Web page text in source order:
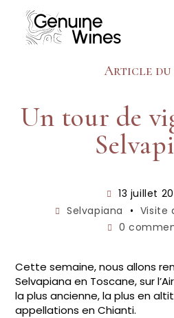
content
Article du
Un tour de
Publication
publiée :
13 juillet
PostSelvapiana • Visite
publication :
0
Cette semaine, nous allons
Selvapiana en Toscane, sur
la plus ancienne, la plus en
appellations en Chianti.